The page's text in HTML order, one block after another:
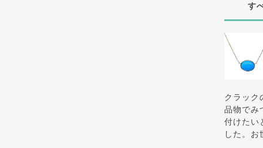
す
クラック
品物でみ
付けたい
した。